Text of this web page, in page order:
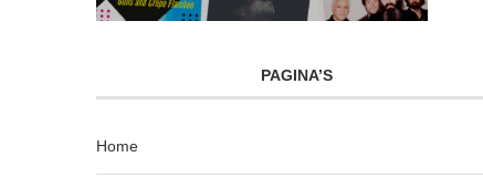
PAGINA’S
Home